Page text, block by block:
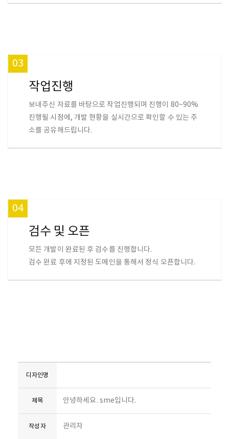
03
작업진행
보내주신 자료를 바탕으로 작업진행되며 진행이 80~90%
진행될 시점에, 개발 현황을 실시간으로 확인할 수 있는 주
소를 공유해드립니다.
04
검수 및 오픈
모든 개발이 완료된 후 검수를 진행합니다.
검수 완료 후에 지정된 도메인을 통해서 정식 오픈합니다.
디자인명
제목 안녕하세요. sme입니다.
작성자 관리자